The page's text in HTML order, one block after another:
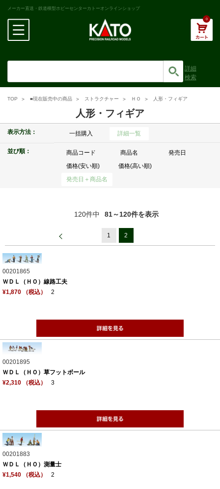
メーカー直送・鉄道模型ホビーセンターカトーオンラインショップ
0
詳細
検索
TOP ■現在販売中の商品 ストラクチャー ＨＯ 人形・フィギア
人形・フィギア
表示方法： 一括購入 詳細一覧
並び順： 商品コード 商品名
発売日
価格(安い順)
価格(高い順)
発売日＋商品名
120件中 81～120件を表示
1 2
00201865
ＷＤＬ（ＨＯ）線路工夫
¥1,870 （税込）
2
00201895
ＷＤＬ（ＨＯ）草フットボール
¥2,310 （税込）
3
00201883
ＷＤＬ（ＨＯ）測量士
¥1,540 （税込）
2